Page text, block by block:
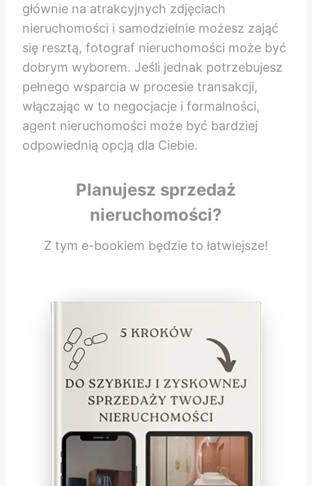
głównie na atrakcyjnych zdjęciach
nieruchomości i samodzielnie możesz zająć
się resztą, fotograf nieruchomości może być
dobrym wyborem. Jeśli jednak potrzebujesz
pełnego wsparcia w procesie transakcji,
włączając w to negocjacje i formalności,
agent nieruchomości może być bardziej
odpowiednią opcją dla Ciebie.
Planujesz sprzedaż
nieruchomości?
Z tym e-bookiem będzie to łatwiejsze!